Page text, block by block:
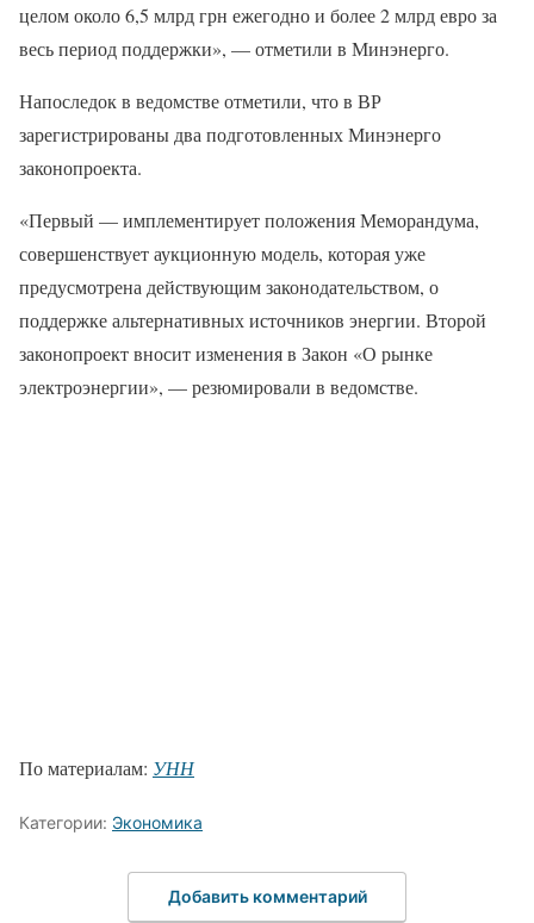
целом около 6,5 млрд грн ежегодно и более 2 млрд евро за
весь период поддержки», — отметили в Минэнерго.
Напоследок в ведомстве отметили, что в ВР
зарегистрированы два подготовленных Минэнерго
законопроекта.
«Первый — имплементирует положения Меморандума,
совершенствует аукционную модель, которая уже
предусмотрена действующим законодательством, о
поддержке альтернативных источников энергии. Второй
законопроект вносит изменения в Закон «О рынке
электроэнергии», — резюмировали в ведомстве.
По материалам: УНН
Категории: Экономика
Добавить комментарий